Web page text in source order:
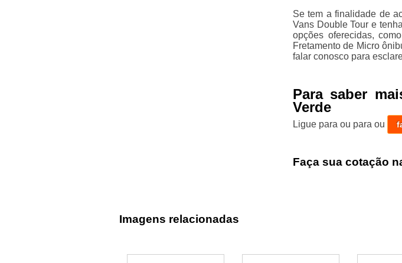
Se tem a finalidade de
Vans Double Tour e
opções oferecidas,
Fretamento de Micro
falar conosco para
Para saber
Verde
Ligue para ou para ou
Faça sua cotação
Imagens relacionadas